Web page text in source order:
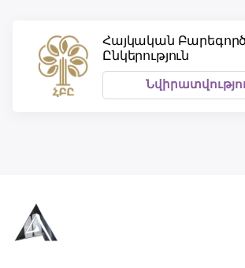
Հայկական
Ընկերություն